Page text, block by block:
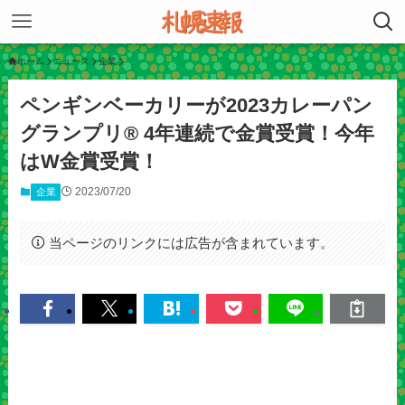
ホーム ニュース 企業
ペンギンベーカリーが2023カレーパン
グランプリ® 4年連続で金賞受賞！今年
はW金賞受賞！
企業 2023/07/20
当ページのリンクには広告が含まれています。